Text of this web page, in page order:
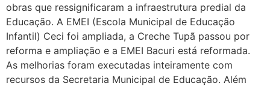
obras que ressignificaram a infraestrutura predial da
Educação. A EMEI (Escola Municipal de Educação
Infantil) Ceci foi ampliada, a Creche Tupã passou por
reforma e ampliação e a EMEI Bacuri está reformada.
As melhorias foram executadas inteiramente com
recursos da Secretaria Municipal de Educação. Além